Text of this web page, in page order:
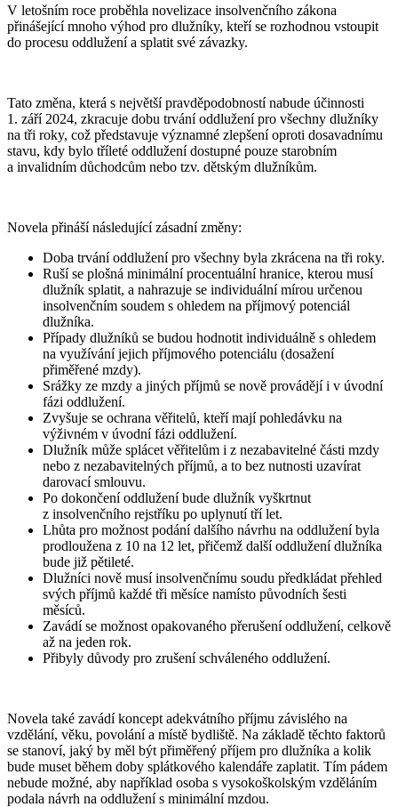
V letošním roce proběhla novelizace insolvenčního zákona
přinášející mnoho výhod pro dlužníky, kteří se rozhodnou vstoupit
do procesu oddlužení a splatit své závazky.
Tato změna, která s největší pravděpodobností nabude účinnosti
1. září 2024, zkracuje dobu trvání oddlužení pro všechny dlužníky
na tři roky, což představuje významné zlepšení oproti dosavadnímu
stavu, kdy bylo tříleté oddlužení dostupné pouze starobním
a invalidním důchodcům nebo tzv. dětským dlužníkům.
Novela přináší následující zásadní změny:
Doba trvání oddlužení pro všechny byla zkrácena na tři roky.
Ruší se plošná minimální procentuální hranice, kterou musí
dlužník splatit, a nahrazuje se individuální mírou určenou
insolvenčním soudem s ohledem na příjmový potenciál
dlužníka.
Případy dlužníků se budou hodnotit individuálně s ohledem
na využívání jejich příjmového potenciálu (dosažení
přiměřené mzdy).
Srážky ze mzdy a jiných příjmů se nově provádějí i v úvodní
fázi oddlužení.
Zvyšuje se ochrana věřitelů, kteří mají pohledávku na
výživném v úvodní fázi oddlužení.
Dlužník může splácet věřitelům i z nezabavitelné části mzdy
nebo z nezabavitelných příjmů, a to bez nutnosti uzavírat
darovací smlouvu.
Po dokončení oddlužení bude dlužník vyškrtnut
z insolvenčního rejstříku po uplynutí tří let.
Lhůta pro možnost podání dalšího návrhu na oddlužení byla
prodloužena z 10 na 12 let, přičemž další oddlužení dlužníka
bude již pětileté.
Dlužníci nově musí insolvenčnímu soudu předkládat přehled
svých příjmů každé tři měsíce namísto původních šesti
měsíců.
Zavádí se možnost opakovaného přerušení oddlužení, celkově
až na jeden rok.
Přibyly důvody pro zrušení schváleného oddlužení.
Novela také zavádí koncept adekvátního příjmu závislého na
vzdělání, věku, povolání a místě bydliště. Na základě těchto faktorů
se stanoví, jaký by měl být přiměřený příjem pro dlužníka a kolik
bude muset během doby splátkového kalendáře zaplatit. Tím pádem
nebude možné, aby například osoba s vysokoškolským vzděláním
podala návrh na oddlužení s minimální mzdou.